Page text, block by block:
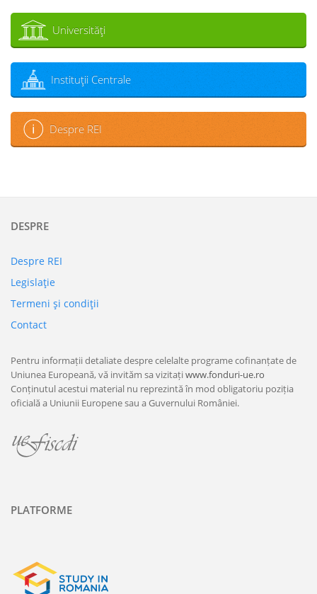
Universităţi
Instituţii Centrale
Despre REI
DESPRE
Despre REI
Legislaţie
Termeni şi condiţii
Contact
Pentru informații detaliate despre celelalte programe cofinanțate de
Uniunea Europeană, vă invităm sa vizitațiwww.fonduri-ue.ro
Conținutul acestui material nu reprezintă în mod obligatoriu poziția
oficială a Uniunii Europene sau a Guvernului României.
PLATFORME